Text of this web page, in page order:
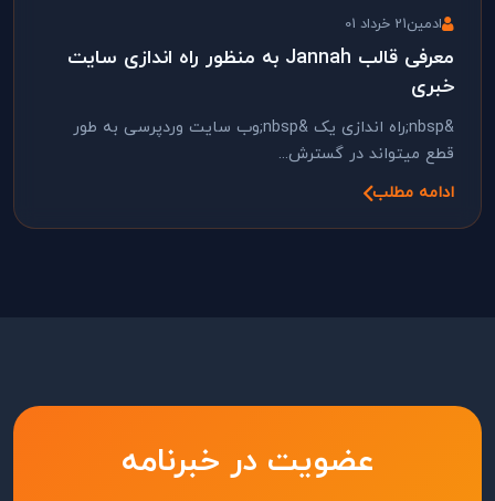
ادمین21 خرداد 01
معرفی قالب Jannah به منظور راه اندازی سایت
خبری
&nbsp;راه اندازی یک &nbsp;وب سایت وردپرسی به طور
قطع میتواند در گسترش...
ادامه مطلب
عضویت در خبرنامه